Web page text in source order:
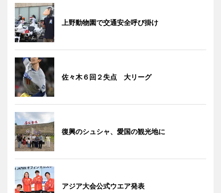
上野動物園で交通安全呼び掛け
佐々木６回２失点 大リーグ
復興のシュシャ、愛国の観光地に
アジア大会公式ウエア発表